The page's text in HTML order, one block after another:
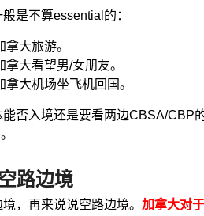
是不算essential的：
拿大旅游。
拿大看望男/女朋友。
拿大机场坐飞机回国。
能否入境还是要看两边CBSA/CBP
路边境
，再来说说空路边境。 加拿大对